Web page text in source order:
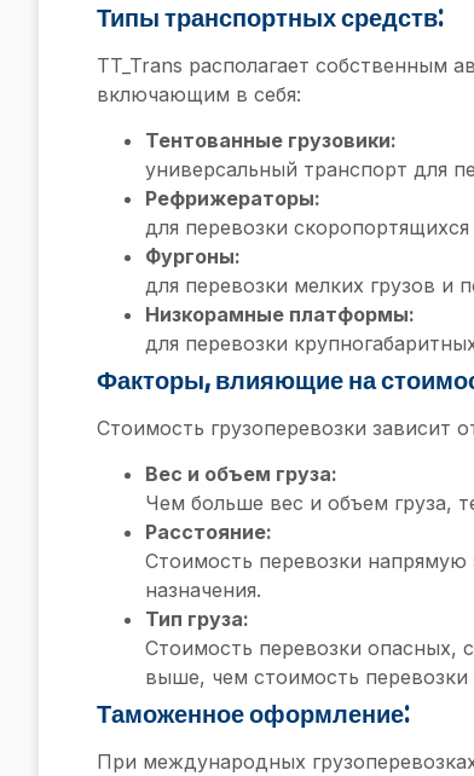
Типы транспортных средств:
TT_Trans располагает собственным
включающим в себя:
Тентованные грузовики:
универсальный транспорт для
Рефрижераторы:
для перевозки скоропортящихся
Фургоны:
для перевозки мелких грузов и
Низкорамные платформы:
для перевозки
Факторы, влияющие на
Стоимость грузоперевозки зависит
Вес и объем груза:
Чем больше вес и объем груза,
Расстояние:
Стоимость перевозки напрямую
назначения.
Тип груза:
Стоимость перевозки опасных,
выше, чем стоимость перевозки
Таможенное оформление:
При международных